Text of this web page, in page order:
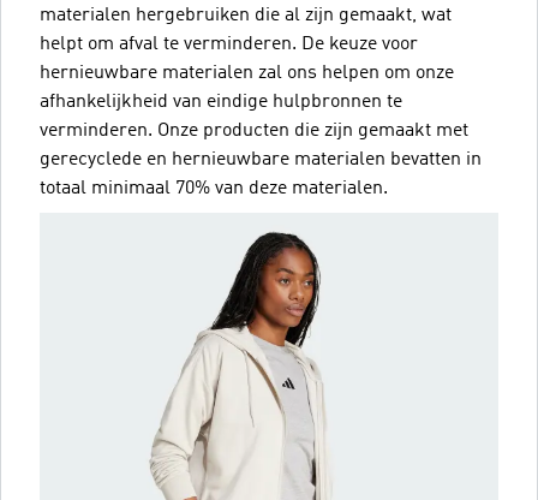
materialen hergebruiken die al zijn gemaakt, wat
helpt om afval te verminderen. De keuze voor
hernieuwbare materialen zal ons helpen om onze
afhankelijkheid van eindige hulpbronnen te
verminderen. Onze producten die zijn gemaakt met
gerecyclede en hernieuwbare materialen bevatten in
totaal minimaal 70% van deze materialen.